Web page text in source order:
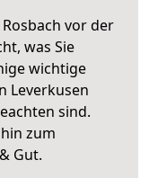
vor der
was Sie
wichtige
Leverkusen
sind.
zum
Gut.